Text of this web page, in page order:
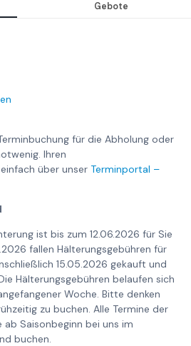
Gebote
für die Abholung oder
Ihren
über unserTerminportal –
ist bis zum 12.06.2026 für Sie
fallen Hälterungsgebühren für
15.05.2026 gekauft und
Hälterungsgebühren belaufen sich
Woche. Bitte denken
zu buchen. Alle Termine der
ab Saisonbeginn bei uns im
buchen.